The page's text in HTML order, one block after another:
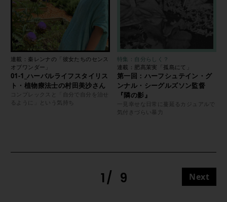
連載：秦レンナの「彼女たちのセンス
オブワンダー」
01-1_ハーバルライフスタイリス
ト・植物療法士の村田美沙さん
コンプレックスと「自分で自分を治せ
るように」という気持ち
特集：自分らしく？
連載：肥髙茉実「孤島にて」
第一回：ハーフシュテイン・グ
ンナル・シーグルズソン監督
『隣の影』
一見幸せな日常に蔓延るカジュアルで
気付きづらい暴力
Next
1 9